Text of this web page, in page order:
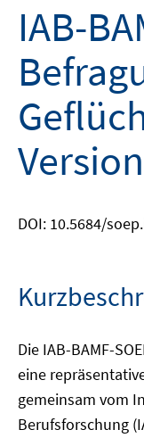
IAB-
DOI: 10.5684/
Die IAB-BAMF-
eine
gemeinsam vom
Berufsforschung